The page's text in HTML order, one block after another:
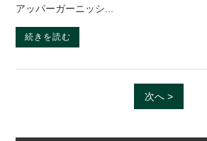
アッパーガーニッシ...
続きを読む
次へ >